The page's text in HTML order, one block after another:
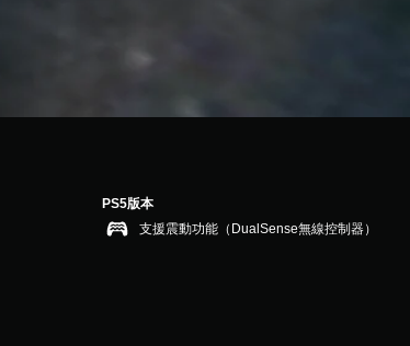
PS5版本
支援震動功能（DualSense無線控制器）